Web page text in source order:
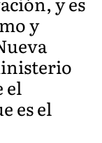
y
el
es el